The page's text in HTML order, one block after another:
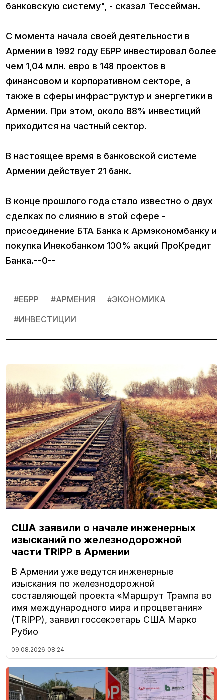
банковскую систему", - сказал Тессейман.
С момента начала своей деятельности в
Армении в 1992 году ЕБРР инвестировал более
чем 1,04 млн. евро в 148 проектов в
финансовом и корпоративном секторе, а
также в сферы инфраструктур и энергетики в
Армении. При этом, около 88% инвестиций
приходится на частный сектор.
В настоящее время в банковской системе
Армении действует 21 банк.
В конце прошлого года стало известно о двух
сделках по слиянию в этой сфере -
присоединение БТА Банка к Армэкономбанку и
покупка Инекобанком 100% акций ПроКредит
Банка.--0--
#ЕБРР #АРМЕНИЯ #ЭКОНОМИКА
#ИНВЕСТИЦИИ
США заявили о начале инженерных
изысканий по железнодорожной
части TRIPP в Армении
В Армении уже ведутся инженерные
изыскания по железнодорожной
составляющей проекта «Маршрут Трампа во
имя международного мира и процветания»
(TRIPP), заявил госсекретарь США Марко
Рубио
09.08.2026 08:24